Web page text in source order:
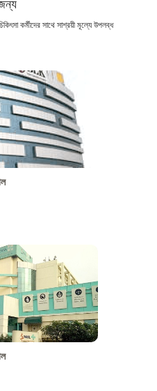
কর্মীদের সাথে সাশ্রয়ী মূল্যে উপলব্ধ